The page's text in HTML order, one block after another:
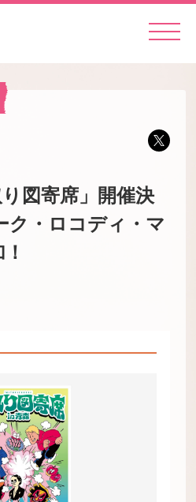
図寄席」開催決
ク・ロコディ・マ